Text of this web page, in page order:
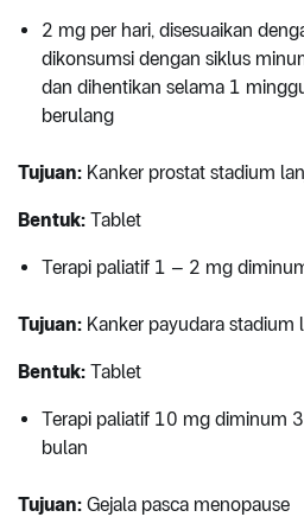
2 mg per hari, disesuaikan
dikonsumsi dengan siklus
dan dihentikan selama 1
berulang
Tujuan: Kanker prostat stadium
Bentuk: Tablet
Terapi paliatif 1 – 2 mg
Tujuan: Kanker payudara stadium
Bentuk: Tablet
Terapi paliatif 10 mg diminum
bulan
Tujuan: Gejala pasca menopause